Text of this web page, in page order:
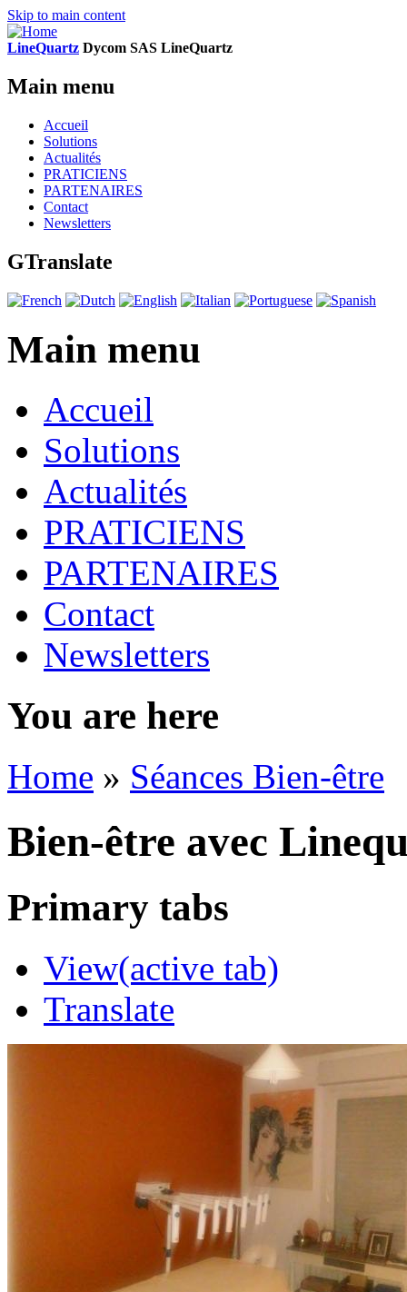
Skip to main content
LineQuartz Dycom SAS LineQuartz
Main menu
Accueil
Solutions
Actualités
PRATICIENS
PARTENAIRES
Contact
Newsletters
GTranslate
Main menu
Accueil
Solutions
Actualités
PRATICIENS
PARTENAIRES
Contact
Newsletters
You are here
Home » Séances Bien-être
Bien-être avec
Primary tabs
View(active tab)
Translate